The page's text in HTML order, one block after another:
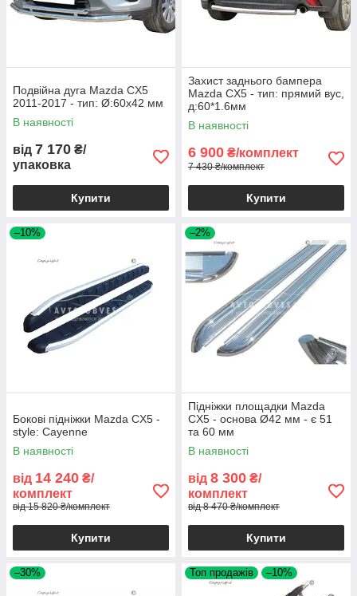
Подвійна дуга Mazda CX5
2011-2017 - тип: Ø:60х42 мм
В наявності
від 7 170 ₴/
упаковка
Купити
Захист заднього бампера
Mazda CX5 - тип: прямий вус,
д:60*1.6мм
В наявності
6 900 ₴/комплект
7 430 ₴/комплект
Купити
–10%
Бокові підніжки Mazda CX5 -
style: Cayenne
В наявності
від 14 240 ₴/
комплект
від 15 820 ₴/комплект
Купити
–2%
Підніжки площадки Mazda
CX5 - основа Ø42 мм - є 51
та 60 мм
В наявності
від 8 300 ₴/
комплект
від 8 470 ₴/комплект
Купити
–30% Топ продажів –10%